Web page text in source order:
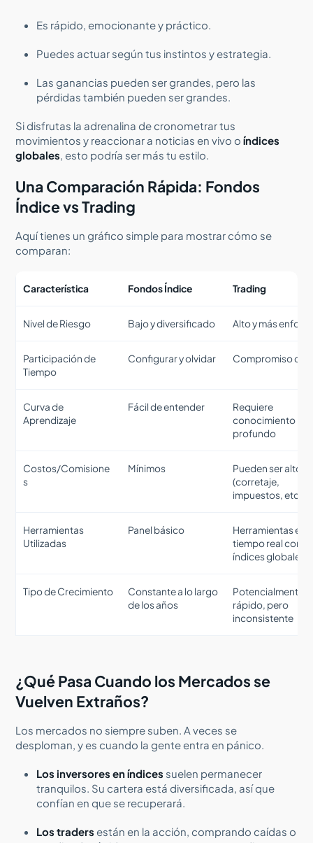
Es rápido, emocionante y práctico.
Puedes actuar según tus instintos y estrategia.
Las ganancias pueden ser grandes, pero las
pérdidas también pueden ser grandes.
Si disfrutas la adrenalina de cronometrar tus
movimientos y reaccionar a noticias en vivo oíndices
globales, esto podría ser más tu estilo.
Una Comparación Rápida: Fondos
Índice vs Trading
Aquí tienes un gráfico simple para mostrar cómo se
comparan:
Característica Fondos Índice Trading
Nivel de Riesgo Bajo y diversificado Alto y más
Participación de
Tiempo
Configurar y olvidar Compromiso
Curva de
Aprendizaje
Fácil de entender
Requiere
conocimiento
profundo
Costos/Comisione
s
Mínimos
Pueden ser altos
(corretaje,
impuestos, etc.)
Herramientas
Utilizadas
Panel básico
Herramientas en
tiempo real como
índices globales
Tipo de Crecimiento
Constante a lo largo
de los años
Potencialmente
rápido, pero
inconsistente
¿Qué Pasa Cuando los Mercados se
Vuelven Extraños?
Los mercados no siempre suben. A veces se
desploman, y es cuando la gente entra en pánico.
Los inversores en índices suelen permanecer
tranquilos. Su cartera está diversificada, así que
confían en que se recuperará.
Los traders están en la acción, comprando caídas o